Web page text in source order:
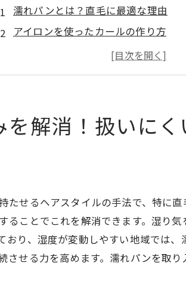
濡れパンとは？直毛に最適な理由
アイロンを使ったカールの作り方
湿気対策としての濡れパンの役割
直毛を柔らかく見せる洗髪法
濡れパンの長所と短所を知る
崎市で話題の濡れパンが直毛を救う！
毎朝30秒で完成するスタイル術
高崎市で人気のサロンの紹介
濡れパンが選ばれる理由とは
直毛の悩みが消えるプロのアドバイ
解消！扱いに
たせるヘアスタイルの手法で、特に
ることでこれを解消できます。湿り
おり、湿度が変動しやすい地域では
させる力を高めます。濡れパンを取